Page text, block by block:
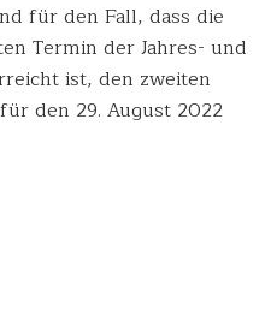
für den Fall, dass die
Termin der Jahres- und
ist, den zweiten
den 29. August 2022